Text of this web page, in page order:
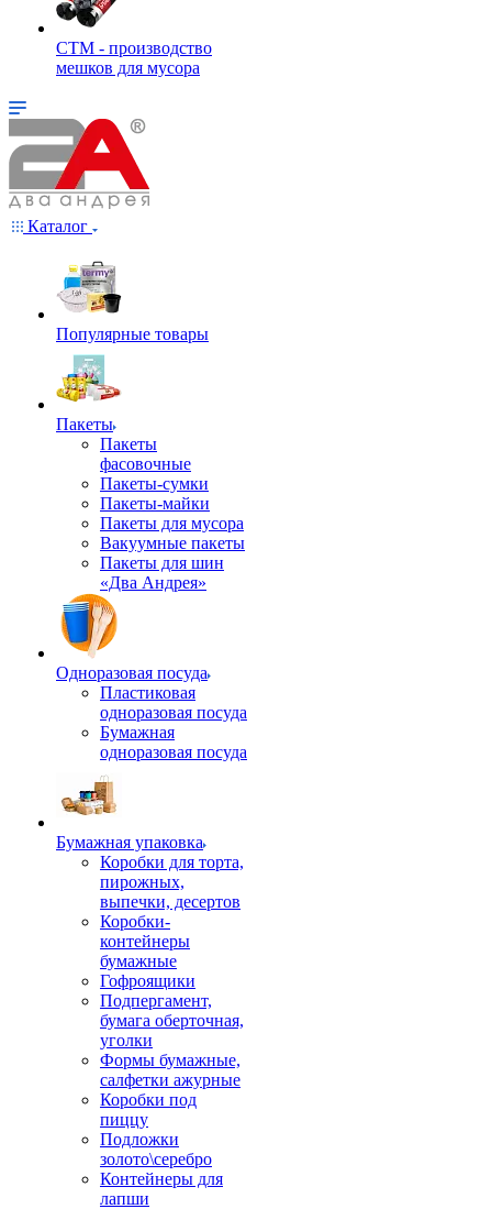
СТМ - производство
мешков для мусора
Каталог
Популярные товары
Пакеты
Пакеты
фасовочные
Пакеты-сумки
Пакеты-майки
Пакеты для мусора
Вакуумные пакеты
Пакеты для шин
«Два Андрея»
Одноразовая посуда
Пластиковая
одноразовая посуда
Бумажная
одноразовая посуда
Бумажная упаковка
Коробки для торта,
пирожных,
выпечки, десертов
Коробки-
контейнеры
бумажные
Гофроящики
Подпергамент,
бумага оберточная,
уголки
Формы бумажные,
салфетки ажурные
Коробки под
пиццу
Подложки
золото\серебро
Контейнеры для
лапши